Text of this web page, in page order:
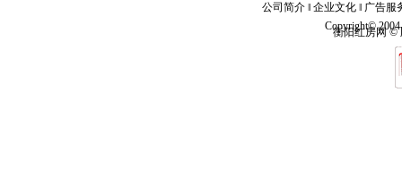
公司简介 ‖ 企业文化 ‖ 广告服
Copyright©
衡阳红房网 ©